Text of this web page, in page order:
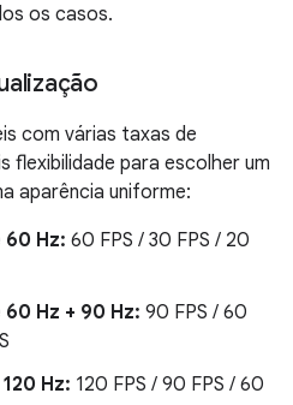
os casos.
com várias taxas de
flexibilidade para escolher um
aparência uniforme:
Hz: 60 FPS / 30 FPS / 20
Hz + 90 Hz: 90 FPS / 60
Hz: 120 FPS / 90 FPS / 60